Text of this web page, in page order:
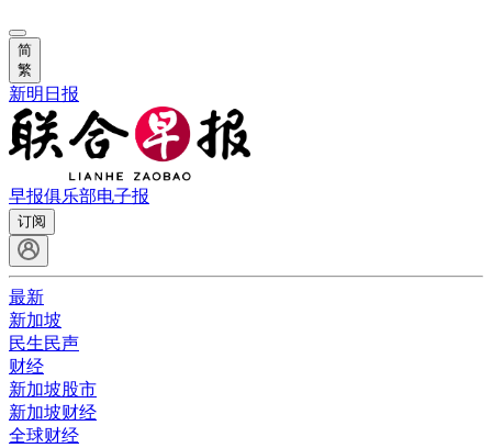
简
繁
新明日报
早报俱乐部电子报
订阅
最新
新加坡
民生民声
财经
新加坡股市
新加坡财经
全球财经